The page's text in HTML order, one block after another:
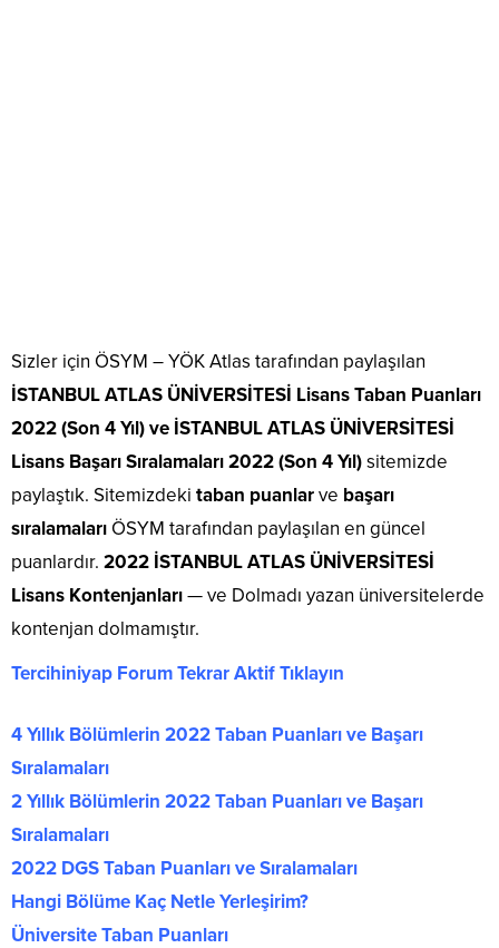
Sizler için ÖSYM – YÖK Atlas tarafından paylaşılan
İSTANBUL ATLAS ÜNİVERSİTESİ Lisans Taban Puanları
2022 (Son 4 Yıl) ve İSTANBUL ATLAS ÜNİVERSİTESİ
Lisans Başarı Sıralamaları 2022 (Son 4 Yıl)sitemizde
paylaştık. Sitemizdeki taban puanlarve başarı
sıralamaları ÖSYM tarafından paylaşılan en güncel
puanlardır. 2022 İSTANBUL ATLAS ÜNİVERSİTESİ
Lisans Kontenjanları— ve Dolmadı yazan üniversitelerde
kontenjan dolmamıştır.
Tercihiniyap Forum Tekrar Aktif Tıklayın
4 Yıllık Bölümlerin 2022 Taban Puanları ve Başarı
Sıralamaları
2 Yıllık Bölümlerin 2022 Taban Puanları ve Başarı
Sıralamaları
2022 DGS Taban Puanları ve Sıralamaları
Hangi Bölüme Kaç Netle Yerleşirim?
Üniversite Taban Puanları